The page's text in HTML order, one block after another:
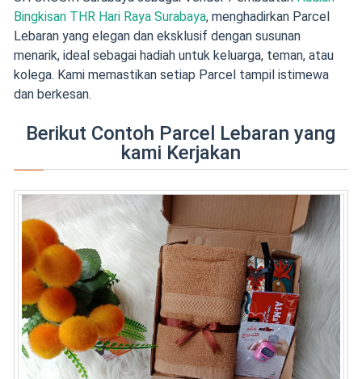
Bingkisan THR Hari Raya Surabaya, menghadirkan Parcel
Lebaran yang elegan dan eksklusif dengan susunan
menarik, ideal sebagai hadiah untuk keluarga, teman, atau
kolega. Kami memastikan setiap Parcel tampil istimewa
dan berkesan.
Berikut Contoh Parcel Lebaran yang
kami Kerjakan